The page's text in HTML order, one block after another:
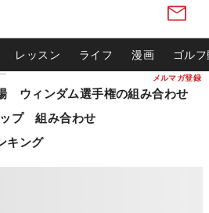
メルマガ登録
レッスン ライフ 漫画 ゴル
ウィンダム選手権の組み合わせ
プ 組み合わせ
キング